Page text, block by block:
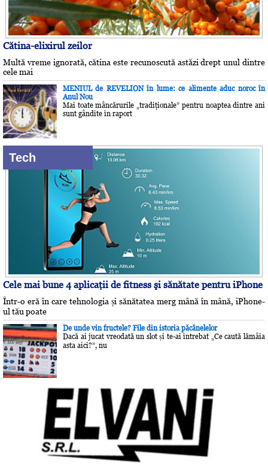
Cătina-elixirul zeilor
Multă vreme ignorată, cătina este recunoscută astăzi drept unul dintre
cele mai
MENIUL de REVELION în lume: ce alimente aduc noroc în
Anul Nou
Mai toate mâncărurile „tradiţionale” pentru noaptea dintre ani
sunt gândite în raport
Tech
Cele mai bune 4 aplicaţii de fitness şi sănătate pentru iPhone
Într-o eră în care tehnologia și sănătatea merg mână în mână, iPhone-
ul tău poate
De unde vin fructele? File din istoria păcănelelor
Dacă ai jucat vreodată un slot și te-ai întrebat „Ce caută lămâia
asta aici?”, nu